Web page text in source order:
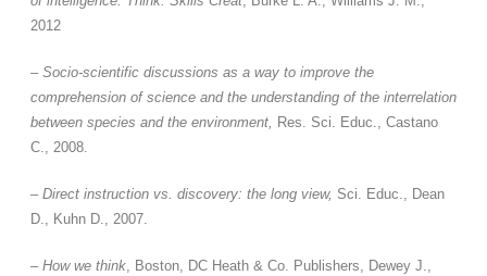
2012
– Socio-scientific discussions as a way to improve the
comprehension of science and the understanding of the interrelation
between species and the environment, Res. Sci. Educ., Castano
C., 2008.
– Direct instruction vs. discovery: the long view, Sci. Educ., Dean
D., Kuhn D., 2007.
– How we think, Boston, DC Heath & Co. Publishers, Dewey J.,